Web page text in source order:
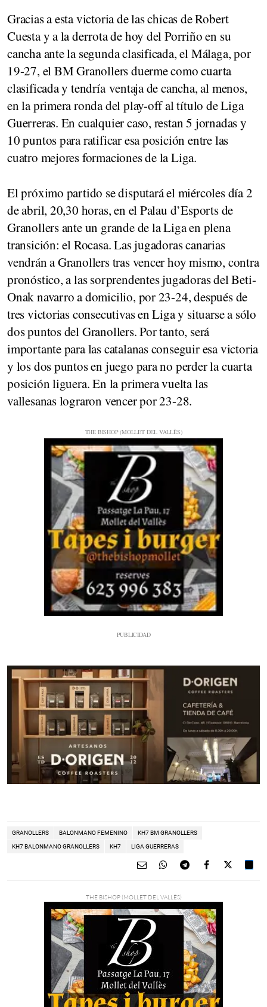
Gracias a esta victoria de las chicas de Robert
Cuesta y a la derrota de hoy del Porriño en su
cancha ante la segunda clasificada, el Málaga, por
19-27, el BM Granollers duerme como cuarta
clasificada y tendría ventaja de cancha, al menos,
en la primera ronda del play-off al título de Liga
Guerreras. En cualquier caso, restan 5 jornadas y
10 puntos para ratificar esa posición entre las
cuatro mejores formaciones de la Liga.
El próximo partido se disputará el miércoles día 2
de abril, 20,30 horas, en el Palau d’Esports de
Granollers ante un grande de la Liga en plena
transición: el Rocasa. Las jugadoras canarias
vendrán a Granollers tras vencer hoy mismo, contra
pronóstico, a las sorprendentes jugadoras del Beti-
Onak navarro a domicilio, por 23-24, después de
tres victorias consecutivas en Liga y situarse a sólo
dos puntos del Granollers. Por tanto, será
importante para las catalanas conseguir esa victoria
y los dos puntos en juego para no perder la cuarta
posición liguera. En la primera vuelta las
vallesanas lograron vencer por 23-28.
GRANOLLERS BALONMANO FEMENINO KH7 BM GRANOLLERS
KH7 BALONMANO GRANOLLERS KH7 LIGA GUERRERAS